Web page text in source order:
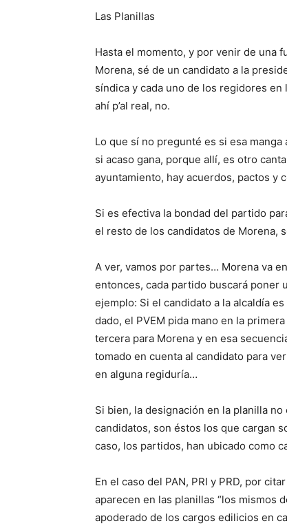
Las Planillas
Hasta el momento, y por venir de una
Morena, sé de un candidato a la
síndica y cada uno de los regidores
ahí p’al real, no.
Lo que sí no pregunté es si esa
si acaso gana, porque allí, es otro
ayuntamiento, hay acuerdos, pactos y
Si es efectiva la bondad del partido
el resto de los candidatos de Morena,
A ver, vamos por partes… Morena va
entonces, cada partido buscará
ejemplo: Si el candidato a la alcaldía
dado, el PVEM pida mano en la
tercera para Morena y en esa
tomado en cuenta al candidato para
en alguna regiduría…
Si bien, la designación en la planilla
candidatos, son éstos los que cargan
caso, los partidos, han ubicado como
En el caso del PAN, PRI y PRD, por
aparecen en las planillas “los mismos
apoderado de los cargos edilicios en